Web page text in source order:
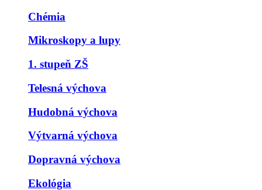
Chémia
Mikroskopy a lupy
1. stupeň ZŠ
Telesná výchova
Hudobná výchova
Výtvarná výchova
Dopravná výchova
Ekológia